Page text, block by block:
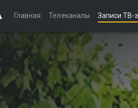
Главная Телеканалы Записи ТВ-